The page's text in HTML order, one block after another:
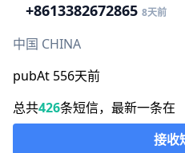
+8613382672865 8天前
中国 CHINA
pubAt 556天前
总共426条短信，最新一条在
接收